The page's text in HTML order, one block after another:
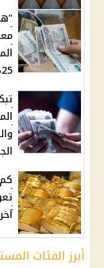
25%
آخر
أبرز الفئات